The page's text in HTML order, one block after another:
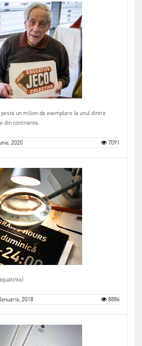
un milion de exemplare la unul dintre
din continente.
2020 7091
2018 8886